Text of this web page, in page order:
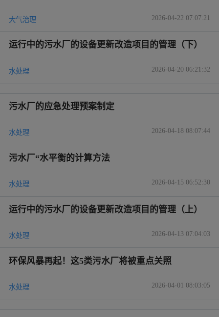
大气治理 2026-04-22 07:07:21
运行中的污水厂的设备更新改造项目的管理（下）
水处理 2026-04-20 06:21:32
污水厂的应急处理预案制定
水处理 2026-04-18 08:07:44
污水厂“水平衡的计算方法
水处理 2026-04-15 06:52:30
运行中的污水厂的设备更新改造项目的管理（上）
水处理 2026-04-13 07:04:03
环保风暴再起！这5类污水厂将被重点关照
水处理 2026-04-01 08:03:05